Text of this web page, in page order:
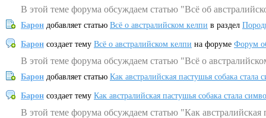
В этой теме форума обсуждаем статью "Всё об
Барон добавляет статью Всё о австралийском келпи в раздел
Барон создает тему Всё о австралийском келпи на форуме Форум
В этой теме форума обсуждаем статью "Всё о
Барон добавляет статью Как австралийская пастушья собака
Барон создает тему Как австралийская пастушья собака стала
В этой теме форума обсуждаем статью "Как